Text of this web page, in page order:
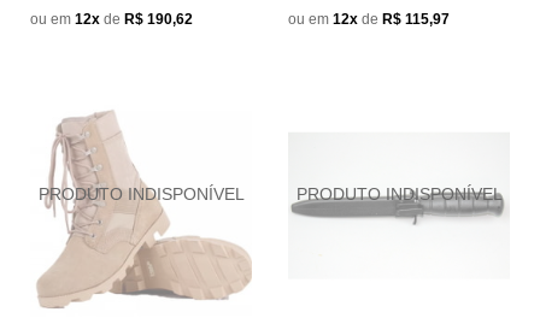
ou em 12x de R$ 190,62 ou em 12x de R$ 115,97